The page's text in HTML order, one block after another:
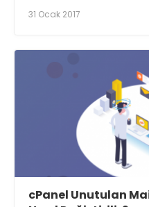
31 Ocak 2017
cPanel Unutulan